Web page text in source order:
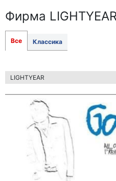
Фирма
Все Классика
LIGHTYEAR